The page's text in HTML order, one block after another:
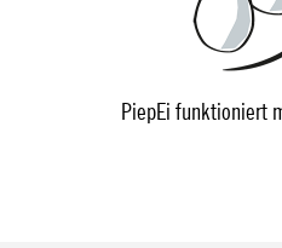
PiepEi funktioniert